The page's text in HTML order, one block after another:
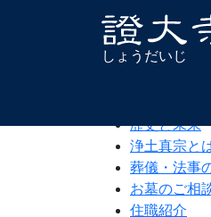
しょうだいじ
歴史と未来
浄土真宗と
葬儀・法事
お墓のご相
住職紹介